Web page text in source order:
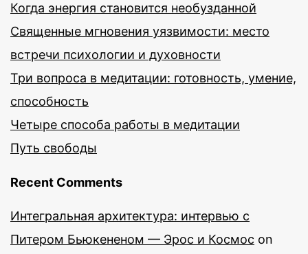
Когда энергия становится необузданной
Священные мгновения уязвимости: место
встречи психологии и духовности
Три вопроса в медитации: готовность, умение,
способность
Четыре способа работы в медитации
Путь свободы
Recent Comments
Интегральная архитектура: интервью с
Питером Бьюкененом — Эрос и Космос on